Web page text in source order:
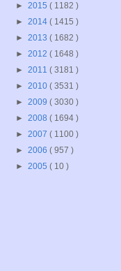
► 2015 ( 1182 )
► 2014 ( 1415 )
► 2013 ( 1682 )
► 2012 ( 1648 )
► 2011 ( 3181 )
► 2010 ( 3531 )
► 2009 ( 3030 )
► 2008 ( 1694 )
► 2007 ( 1100 )
► 2006 ( 957 )
► 2005 ( 10 )